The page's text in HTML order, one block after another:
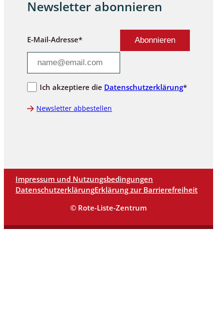
Newsletter abonnieren
E-Mail-Adresse*
Ich akzeptiere die Datenschutzerklärung*
Newsletter abbestellen
Impressum und Nutzungsbedingungen
DatenschutzerklärungErklärung zur Barrierefreiheit
© Rote-Liste-Zentrum